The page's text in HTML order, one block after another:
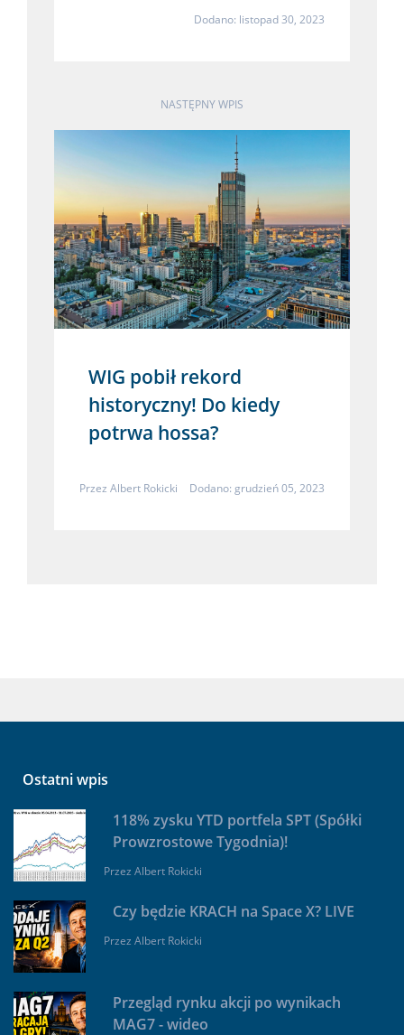
Dodano: listopad 30, 2023
NASTĘPNY WPIS
WIG pobił rekord
historyczny! Do kiedy
potrwa hossa?
Przez Albert Rokicki Dodano: grudzień 05, 2023
Ostatni wpis
118% zysku YTD portfela SPT (Spółki
Prowzrostowe Tygodnia)!
Przez Albert Rokicki
Czy będzie KRACH na Space X? LIVE
Przez Albert Rokicki
Przegląd rynku akcji po wynikach
MAG7 - wideo